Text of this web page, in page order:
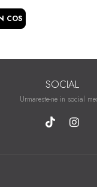
COS
SOCIAL
Urmareste-ne in social